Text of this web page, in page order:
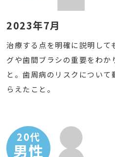
2023年7月
治療する点を明確に説明して
グや歯間ブラシの重要をわか
と。歯周病のリスクについて
らえたこと。
20代
男性